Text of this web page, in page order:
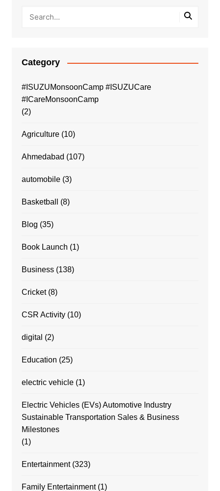
Category
#ISUZUMonsoonCamp #ISUZUCare
#ICareMonsoonCamp
(2)
Agriculture(10)
Ahmedabad (107)
automobile(3)
Basketball (8)
Blog (35)
Book Launch (1)
Business(138)
Cricket(8)
CSR Activity(10)
digital (2)
Education (25)
electric vehicle(1)
Electric Vehicles (EVs) Automotive Industry
Sustainable Transportation Sales & Business
Milestones
(1)
Entertainment(323)
Family Entertainment(1)